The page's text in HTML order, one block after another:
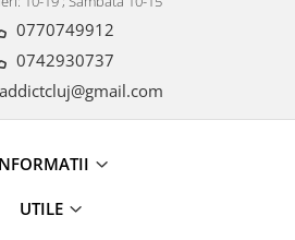
0770749912
0742930737
UTILE